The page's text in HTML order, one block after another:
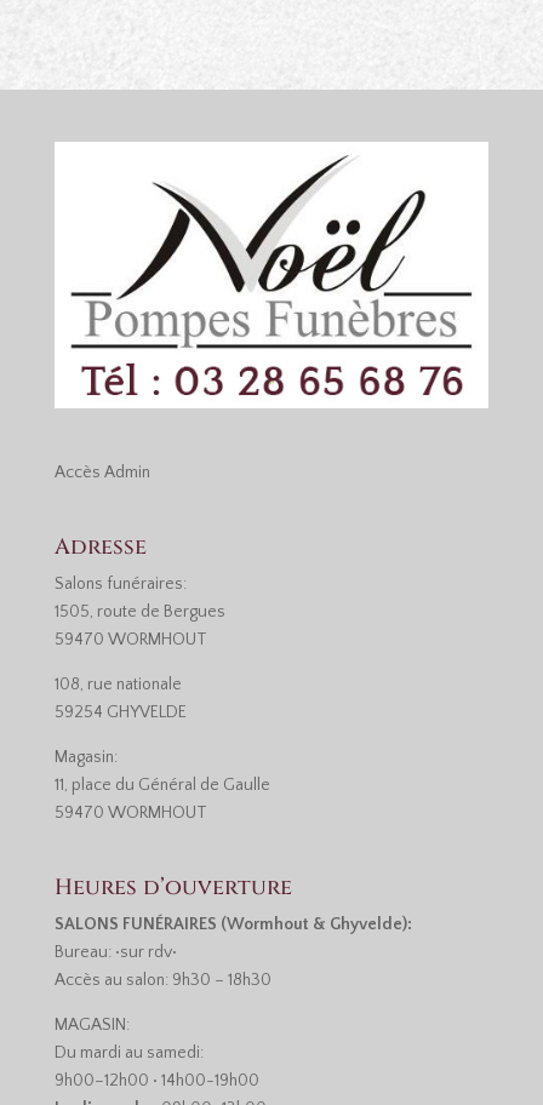
Accès Admin
Adresse
Salons funéraires:
1505, route de Bergues
59470 WORMHOUT
108, rue nationale
59254 GHYVELDE
Magasin:
11, place du Général de Gaulle
59470 WORMHOUT
Heures d’ouverture
SALONS FUNÉRAIRES (Wormhout & Ghyvelde):
Bureau: •sur rdv•
Accès au salon: 9h30 – 18h30
MAGASIN:
Du mardi au samedi:
9h00–12h00 • 14h00-19h00